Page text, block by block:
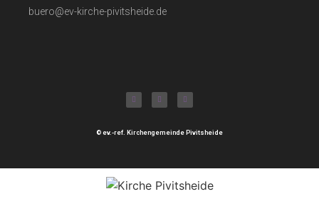
buero@ev-kirche-pivitsheide.de
© ev.-ref. Kirchengemeinde Pivitsheide